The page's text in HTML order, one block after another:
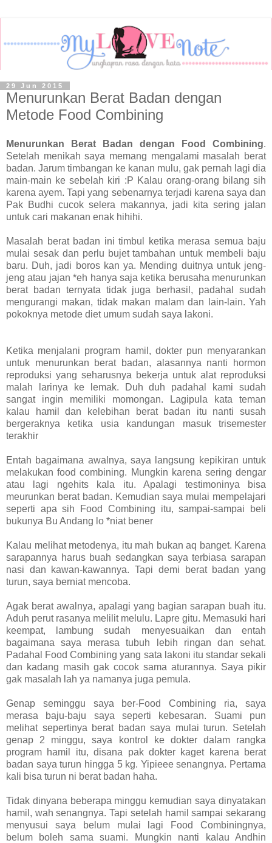
29 Jun 2015
Menurunkan Berat Badan dengan
Metode Food Combining
Menurunkan Berat Badan dengan Food Combining.
Setelah menikah saya memang mengalami masalah berat
badan. Jarum timbangan ke kanan mulu, gak pernah lagi dia
main-main ke sebelah kiri :P Kalau orang-orang bilang sih
karena ayem. Tapi yang sebenarnya terjadi karena saya dan
Pak Budhi cucok selera makannya, jadi kita sering jalan
untuk cari makanan enak hihihi.
Masalah berat badan ini timbul ketika merasa semua baju
mulai sesak dan perlu bujet tambahan untuk membeli baju
baru. Duh, jadi boros kan ya. Mending duitnya untuk jeng-
jeng atau jajan *eh hanya saja ketika berusaha menurunkan
berat badan ternyata tidak juga berhasil, padahal sudah
mengurangi makan, tidak makan malam dan lain-lain. Yah
pokoknya metode diet umum sudah saya lakoni.
Ketika menjalani program hamil, dokter pun menyarankan
untuk menurunkan berat badan, alasannya nanti hormon
reproduksi yang seharusnya bekerja untuk alat reproduksi
malah larinya ke lemak. Duh duh padahal kami sudah
sangat ingin memiliki momongan. Lagipula kata teman
kalau hamil dan kelebihan berat badan itu nanti susah
bergeraknya ketika usia kandungan masuk trisemester
terakhir
Entah bagaimana awalnya, saya langsung kepikiran untuk
melakukan food combining. Mungkin karena sering dengar
atau lagi ngehits kala itu. Apalagi testimoninya bisa
meurunkan berat badan. Kemudian saya mulai mempelajari
seperti apa sih Food Combining itu, sampai-sampai beli
bukunya Bu Andang lo *niat bener
Kalau melihat metodenya, itu mah bukan aq banget. Karena
sarapannya harus buah sedangkan saya terbiasa sarapan
nasi dan kawan-kawannya. Tapi demi berat badan yang
turun, saya berniat mencoba.
Agak berat awalnya, apalagi yang bagian sarapan buah itu.
Aduh perut rasanya melilit melulu. Lapre gitu. Memasuki hari
keempat, lambung sudah menyesuaikan dan entah
bagaimana saya merasa tubuh lebih ringan dan sehat.
Padahal Food Combining yang sata lakoni itu standar sekali
dan kadang masih gak cocok sama aturannya. Saya pikir
gak masalah lah ya namanya juga pemula.
Genap seminggu saya ber-Food Combining ria, saya
merasa baju-baju saya seperti kebesaran. Suami pun
melihat sepertinya berat badan saya mulai turun. Setelah
genap 2 minggu, saya kontrol ke dokter dalam rangka
program hamil itu, disana pak dokter kaget karena berat
badan saya turun hingga 5 kg. Yipieee senangnya. Pertama
kali bisa turun ni berat badan haha.
Tidak dinyana beberapa minggu kemudian saya dinyatakan
hamil, wah senangnya. Tapi setelah hamil sampai sekarang
menyusui saya belum mulai lagi Food Combiningnya,
belum boleh sama suami. Mungkin nanti kalau Andhin